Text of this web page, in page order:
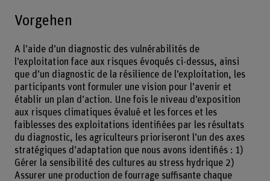
Vorgehen
A l’aide d’un diagnostic des vulnérabilités de
l’exploitation face aux risques évoqués ci-dessus, ainsi
que d’un diagnostic de la résilience de l’exploitation, les
participants vont formuler une vision pour l’avenir et
établir un plan d’action. Une fois le niveau d’exposition
aux risques climatiques évalué et les forces et les
faiblesses des exploitations identifiées par les résultats
du diagnostic, les agriculteurs prioriseront l’un des axes
stratégiques d’adaptation que nous avons identifiés : 1)
Gérer la sensibilité des cultures au stress hydrique 2)
Assurer une production de fourrage suffisante chaque